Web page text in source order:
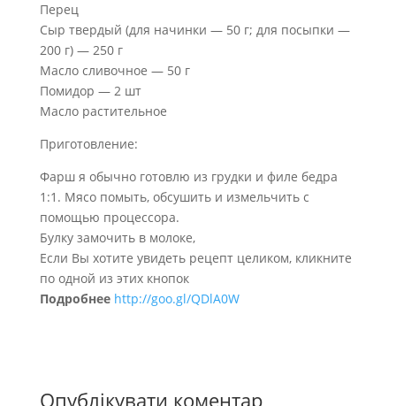
Перец
Сыр твердый (для начинки — 50 г; для посыпки —
200 г) — 250 г
Масло сливочное — 50 г
Помидор — 2 шт
Масло растительное
Приготовление:
Фарш я обычно готовлю из грудки и филе бедра
1:1. Мясо помыть, обсушить и измельчить с
помощью процессора.
Булку замочить в молоке,
Если Вы хотите увидеть рецепт целиком, кликните
по одной из этих кнопок
Подробнее http://goo.gl/QDlA0W
Опублікувати коментар